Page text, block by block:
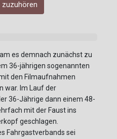
zuzuhören
es demnach zunächst zu
36-jährigen sogenannten
den Filmaufnahmen
war. Im Lauf der
36-Jährige dann einem 48-
mit der Faust ins
geschlagen.
Fahrgastverbands sei